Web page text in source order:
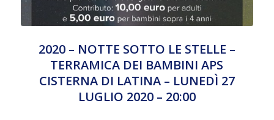
2020 – NOTTE SOTTO LE STELLE –
TERRAMICA DEI BAMBINI APS
CISTERNA DI LATINA – LUNEDÌ 27
LUGLIO 2020 – 20:00